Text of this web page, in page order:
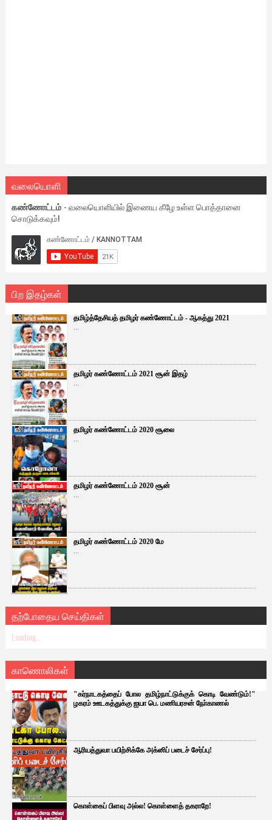
வலையொளி
கண்ணோட்டம் - வலையொளியில் இணைய கீழே உள்ள பொத்தானை
சொடுக்கவும்!
பிற இதழ்கள்
தமிழ்த்தேசியத் தமிழர் கண்ணோட்டம் - ஆகத்து 2021
...
தமிழர் கண்ணோட்டம் 2021 சூன் இதழ்
...
தமிழர் கண்ணோட்டம் 2020 சூலை
...
தமிழர் கண்ணோட்டம் 2020 சூன்
...
தமிழர் கண்ணோட்டம் 2020 மே
...
தற்போதைய செய்திகள்
Loading...
காணொலிகள்
"கர்நாடகத்தைப் போல தமிழ்நாட்டுக்குக் கொடி வேண்டும்!"
ழகரம் ஊடகத்துக்கு ஐயா பெ. மணியரசன் நோ்காணல்
ஆரியத்துவா பயிற்சிக்கே அக்னிப் படைச் சேர்ப்பு!
கொள்கைப் பிளவு அல்ல! கொள்ளைத் தகராறே!